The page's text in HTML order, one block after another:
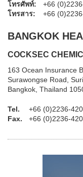
โทรศัพท์:
+66
โทรสาร:
+66
BANGKOK
COCKSEC
163 Ocean Insurance
Surawongse Road,
Bangkok, Thailand
Tel.
+66 (0)2236-
Fax.
+66 (0)2236-